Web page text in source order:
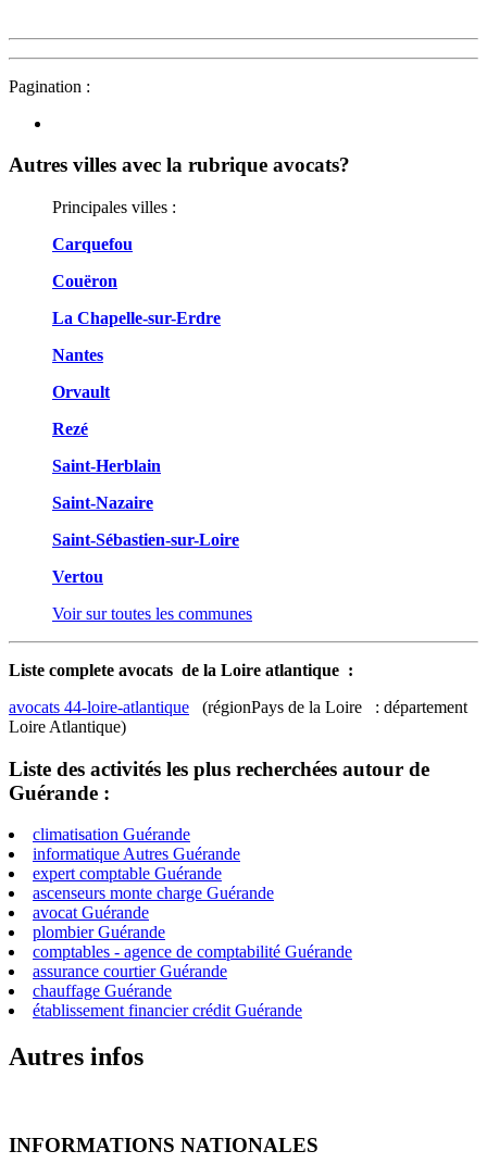
Pagination :
Autres villes avec la rubrique avocats?
Principales villes :
Carquefou
Couëron
La Chapelle-sur-Erdre
Nantes
Orvault
Rezé
Saint-Herblain
Saint-Nazaire
Saint-Sébastien-sur-Loire
Vertou
Voir sur toutes les communes
Liste complete avocats de la Loire atlantique :
avocats 44-loire-atlantique (régionPays de la Loire : département
Loire Atlantique)
Liste des activités les plus recherchées autour de
Guérande :
climatisation Guérande
informatique Autres Guérande
expert comptable Guérande
ascenseurs monte charge Guérande
avocat Guérande
plombier Guérande
comptables - agence de comptabilité Guérande
assurance courtier Guérande
chauffage Guérande
établissement financier crédit Guérande
Autres infos
INFORMATIONS NATIONALES